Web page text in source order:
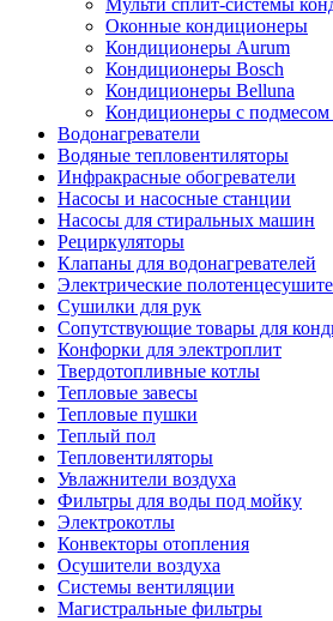
Мульти сплит-системы
Оконные кондиционеры
Кондиционеры Aurum
Кондиционеры Bosch
Кондиционеры Belluna
Кондиционеры с подмесом
Водонагреватели
Водяные тепловентиляторы
Инфракрасные обогреватели
Насосы и насосные станции
Насосы для стиральных машин
Рециркуляторы
Клапаны для водонагревателей
Электрические
Сушилки для рук
Сопутствующие товары для
Конфорки для электроплит
Твердотопливные котлы
Тепловые завесы
Тепловые пушки
Теплый пол
Тепловентиляторы
Увлажнители воздуха
Фильтры для воды под мойку
Электрокотлы
Конвекторы отопления
Осушители воздуха
Системы вентиляции
Магистральные фильтры